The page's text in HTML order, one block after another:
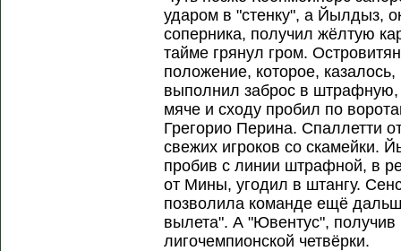
ударом в "стенку", а Йылдыз,
соперника, получил жёлтую
тайме грянул гром.
положение, которое,
выполнил заброс в
мяче и сходу пробил по
Грегорио Перина. Спаллетти
свежих игроков со скамейки.
пробив с линии штрафной, в
от Мины, угодил в штангу.
позволила команде ещё
вылета". А "Ювентус",
лигочемпионской четвёрки.